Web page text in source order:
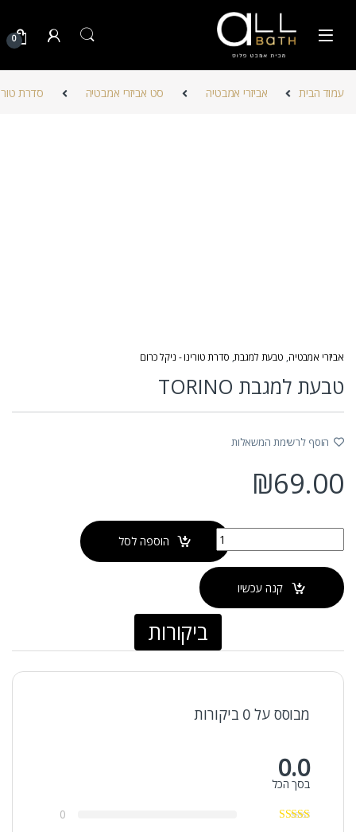
0
עמוד הבית אביזרי אמבטיה סט אביזרי אמבטיה סדרת
אביזרי אמבטיה, טבעת למגבת, סדרת טורינו - ניקל כרום
טבעת למגבת TORINO
הוסף לרשימת המשאלות
₪69.00
הוספה לסל
קנה עכשיו
ביקורות
מבוסס על 0 ביקורות
0.0
בסך הכל
0